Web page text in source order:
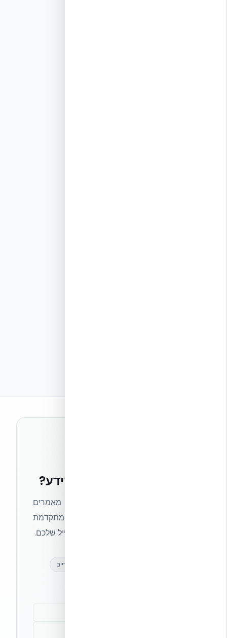
רוצים להישאר בחזית הידע?
הצטרפו לניוזלטר של אקובילד וקבלו מאמרים
מקצועיים, חדשות מעולם הבנייה המתקדמת
ועדכונים בלעדיים — ישירות לתיבת המייל שלכם.
עדכונים בלעדיים